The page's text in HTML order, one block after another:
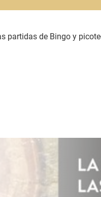
partidas de Bingo y